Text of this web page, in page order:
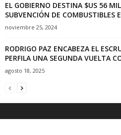
EL GOBIERNO DESTINA $US 56
SUBVENCIÓN DE COMBUSTIBLES
noviembre 25, 2024
RODRIGO PAZ ENCABEZA EL
PERFILA UNA SEGUNDA VUELTA
agosto 18, 2025